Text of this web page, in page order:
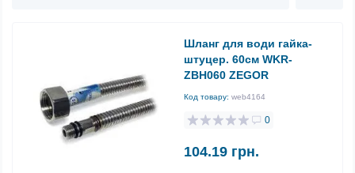
Шланг для води гайка-
штуцер. 60см WKR-
ZBH060 ZEGOR
Код товару: web4164
0
104.19 грн.